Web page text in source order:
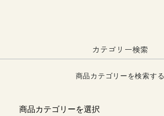
カテゴリー検索
商品カテゴリーを検索する